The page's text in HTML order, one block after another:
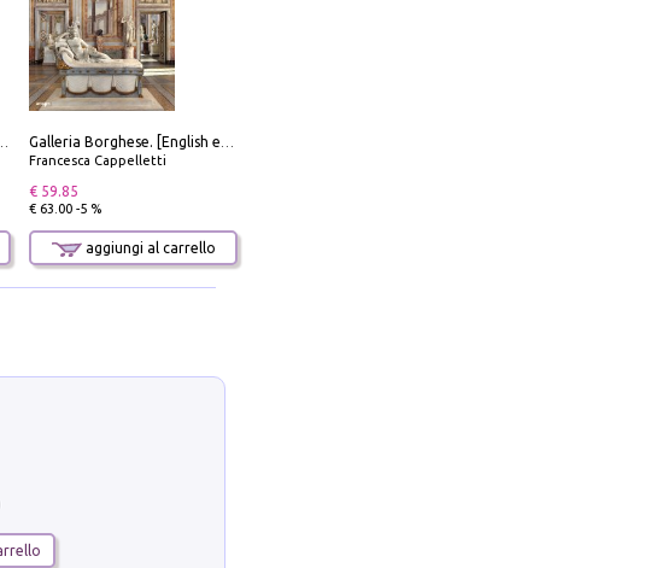
Francesca Cappelletti
€ 59.85
€ 63.00 -5 %
aggiungi al carrello